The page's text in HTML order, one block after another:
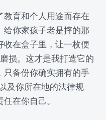
育和个人用途而存在
你家孩子老是摔的那
在盒子里，让一枚便
损。这才是我打造它的
备份你确实拥有的手
及你所在地的法律规
在你自己。